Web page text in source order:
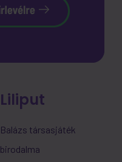
Liliput
Balázs társasjáték
birodalma